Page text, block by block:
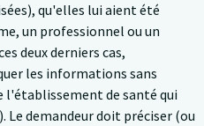
qu'elles lui aient été
un professionnel ou un
deux derniers cas,
les informations sans
l'établissement de santé qui
Le demandeur doit préciser (ou